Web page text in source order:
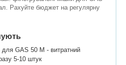
Рахуйте бюджет на регулярну
для GAS 50 M - витратний
5-10 штук